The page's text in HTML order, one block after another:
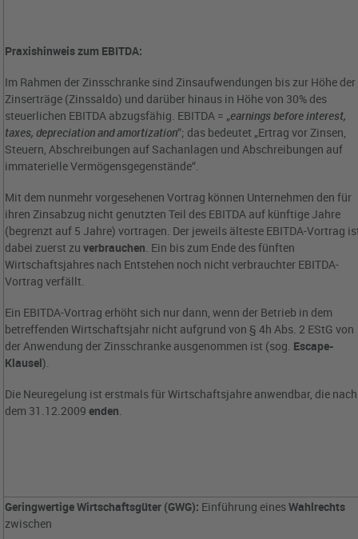
Praxishinweis zum EBITDA:
Im Rahmen der Zinsschranke sind Zinsaufwendungen bis zur Höhe der
Zinserträge (Zinssaldo) und darüber hinaus in Höhe von 30% des
steuerlichen EBITDA abzugsfähig. EBITDA = „earnings before interest,
taxes, depreciation and amortization“; das bedeutet „Ertrag vor Zinsen,
Steuern, Abschreibungen auf Sachanlagen und Abschreibungen auf
immaterielle Vermögensgegenstände“.
Mit dem nunmehr vorgesehenen Vortrag können Unternehmen den für
ihren Zinsabzug nicht genutzten Teil des EBITDA auf künftige Jahre
(begrenzt auf 5 Jahre) vortragen. Der jeweils älteste EBITDA-Vortrag
dabei zuerst zuverbrauchen. Ein bis zum Ende des fünften
Wirtschaftsjahres nach Entstehen noch nicht verbrauchter EBITDA-
Vortrag verfällt.
Ein EBITDA-Vortrag erhöht sich nur dann, wenn der Betrieb in dem
betreffenden Wirtschaftsjahr nicht aufgrund von § 4h Abs. 2 EStG von
der Anwendung der Zinsschranke ausgenommen ist (sog. Escape-
Klausel).
Die Neuregelung ist erstmals für Wirtschaftsjahre anwendbar, die nach
dem 31.12.2009enden.
Geringwertige Wirtschaftsgüter (GWG): Einführung einesWahlrechts
zwischen